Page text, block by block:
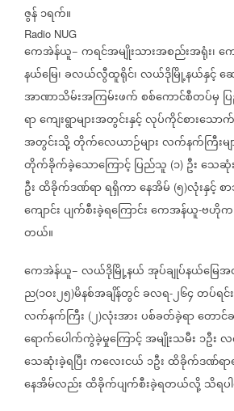
ဇွန်၁ရက်။
Radio NUG
ကေအဲန်ယူ− ကရင်အမျိုးသားအစည်းအရုံး၊က
နယ်မြေ၊ခလယ်လွီထူရိုင်၊လယ်ဒိုမြို့နယ်နှင့်ဆ
အာဏာသိမ်းအကြမ်းဖက်စစ်ကောင်စီတပ်မှ
ရာကျေးရွာများအတွင်းနှင့်လုပ်ကိုင်စားသော
အတွင်းသို့တိုက်လေယာဉ်များလက်နက်ကြီးမျ
တိုက်ခိုက်ခဲ့သောကြောင့်ပြည်သူ (၁) ဦးသေဆုံး
ဦးထိခိုက်ဒဏ်ရာရရှိကာနေအိမ် (၅)လုံးနှင့်စ
ကျောင်းပျက်စီးခဲ့ရကြောင်းကေအန်ယူ-ဗဟိုက
တယ်။
ကေအဲန်ယူ− လယ်ဒိုမြို့နယ်အုပ်ချုပ်နယ်မြေ
ည(၁ဝး၂၅)မိနစ်အချိန်တွင်ခလရ-၂၆၄တပ်ရင်
လက်နက်ကြီး (၂)လုံးအားပစ်ခတ်ခဲ့ရာတောင်
ရောက်ပေါက်ကွဲခဲ့မှုကြောင့်အမျိုးသမီး ၁ဦးလ
သေဆုံးခဲ့ရပြီးကလေးငယ် ၁ဦးထိခိုက်ဒဏ်ရာ
နေအိမ်လည်းထိခိုက်ပျက်စီးခဲ့ရတယ်လို့သိရပ